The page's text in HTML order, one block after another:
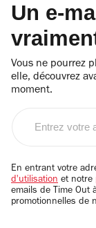
Un e-
Vous ne pourrez
elle, découvrez
moment.
email
En entrant votre
d'utilisation et notre
emails de Time Out
promotionnelles de